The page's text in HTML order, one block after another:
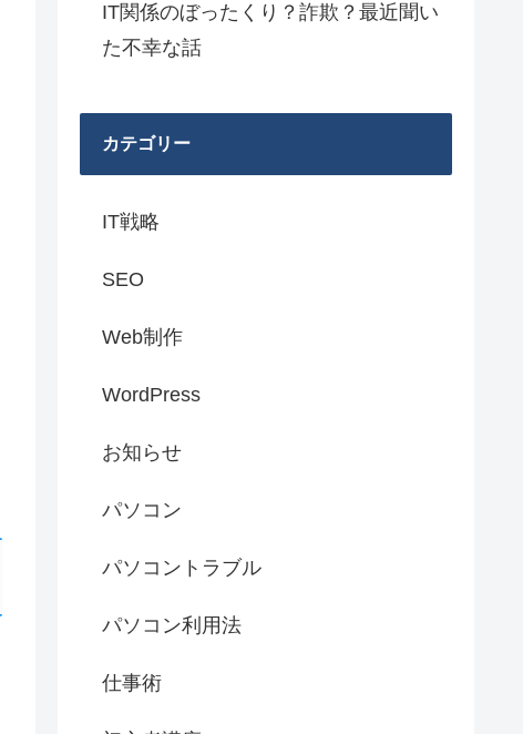
IT関係のぼったくり？詐欺？最近聞い
た不幸な話
カテゴリー
IT戦略
SEO
Web制作
WordPress
お知らせ
パソコン
パソコントラブル
パソコン利用法
仕事術